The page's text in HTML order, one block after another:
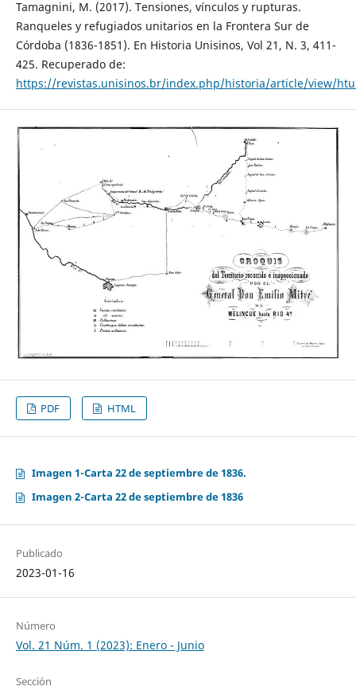
Tamagnini, M. (2017). Tensiones, vínculos y rupturas.
Ranqueles y refugiados unitarios en la Frontera Sur de
Córdoba (1836-1851). En Historia Unisinos, Vol 21, N. 3, 411-
425. Recuperado de:
https://revistas.unisinos.br/index.php/historia/article/view/
PDF HTML
Imagen 1-Carta 22 de septiembre de 1836.
Imagen 2-Carta 22 de septiembre de 1836
Publicado
2023-01-16
Número
Vol. 21 Núm. 1 (2023): Enero - Junio
Sección